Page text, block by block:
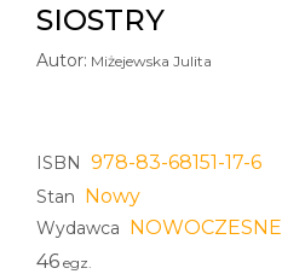
SIOSTRY
Autor: Miżejewska Julita
ISBN 978-83-68151-17-6
Stan Nowy
Wydawca NOWOCZESNE
46 egz.